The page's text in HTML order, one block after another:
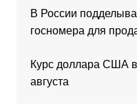
В России
госномера для
Курс доллара США
августа